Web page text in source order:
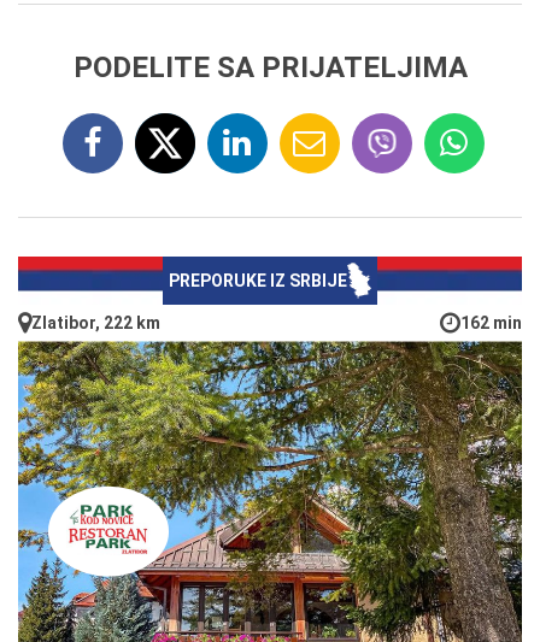
PODELITE SA PRIJATELJIMA
PREPORUKE IZ SRBIJE
Zlatibor, 222 km 162 min